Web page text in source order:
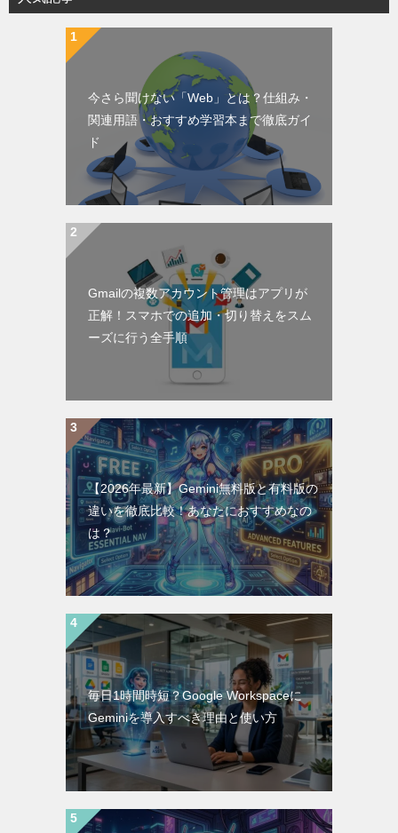
今さら聞けない「Web」とは？仕組み・
関連用語・おすすめ学習本まで徹底ガイ
ド
Gmailの複数アカウント管理はアプリが
正解！スマホでの追加・切り替えをスム
ーズに行う全手順
【2026年最新】Gemini無料版と有料版の
違いを徹底比較！あなたにおすすめなの
は？
毎日1時間時短？Google Workspaceに
Geminiを導入すべき理由と使い方